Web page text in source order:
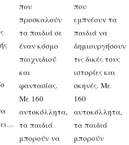
που
προσκαλούν
τα παιδιά σε
έναν κόσμο
παιχνιδιού
και
φαντασίας.
Με 160
αυτοκόλλητα,
τα παιδιά
μπορούν να
που
εμπνέουν τα
παιδιά να
δημιουργήσουν
τις δικές τους
ιστορίες και
σκηνές. Με
160
αυτοκόλλητα,
τα παιδιά
μπορούν